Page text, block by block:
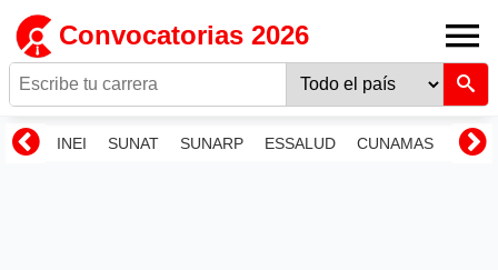
Convocatorias 2026
INEI SUNAT SUNARP ESSALUD CUNAMAS